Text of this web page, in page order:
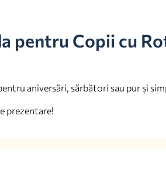
pentru Copii cu
aniversări, sărbători sau pur și
prezentare!